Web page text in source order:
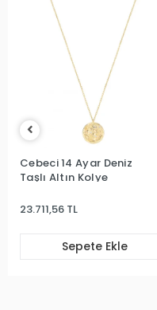
Cebeci 14 Ayar Deniz
Taşlı Altın Kolye
23.711,56 TL
Sepete Ekle